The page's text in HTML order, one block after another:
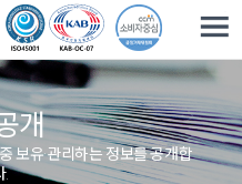
개
보유·관리하는 정보를 공개합
.